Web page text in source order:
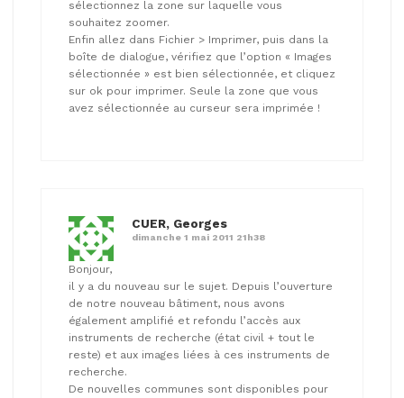
sélectionnez la zone sur laquelle vous
souhaitez zoomer.
Enfin allez dans Fichier > Imprimer, puis dans la
boîte de dialogue, vérifiez que l’option « Images
sélectionnée » est bien sélectionnée, et cliquez
sur ok pour imprimer. Seule la zone que vous
avez sélectionnée au curseur sera imprimée !
CUER, Georges
dimanche 1 mai 2011 21h38
Bonjour,
il y a du nouveau sur le sujet. Depuis l’ouverture
de notre nouveau bâtiment, nous avons
également amplifié et refondu l’accès aux
instruments de recherche (état civil + tout le
reste) et aux images liées à ces instruments de
recherche.
De nouvelles communes sont disponibles pour